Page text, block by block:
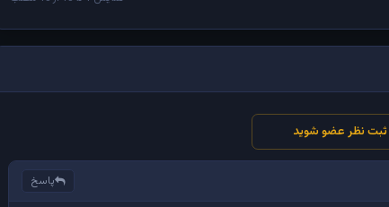
ثبت نظر عضو شوید
پاسخ